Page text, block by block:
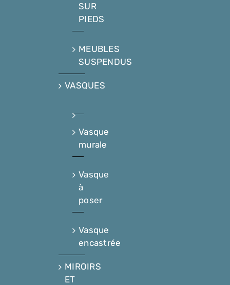
SUR
PIEDS
MEUBLES
SUSPENDUS
VASQUES
Vasque
murale
Vasque
à
poser
Vasque
encastrée
MIROIRS
ET